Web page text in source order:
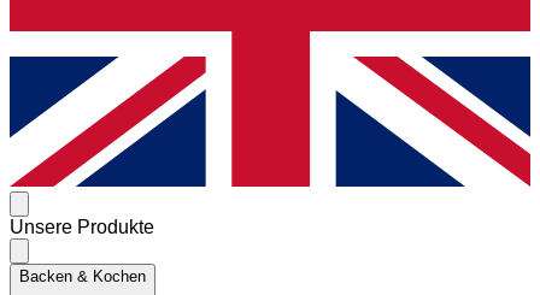
Unsere Produkte
Backen & Kochen